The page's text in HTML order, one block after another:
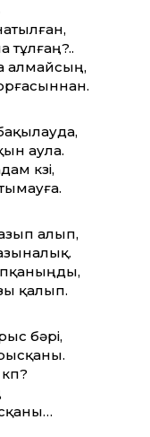
тұлғаң?..
алмайсың,
аула.
көзі,
алып,
қалып.
бәрі,